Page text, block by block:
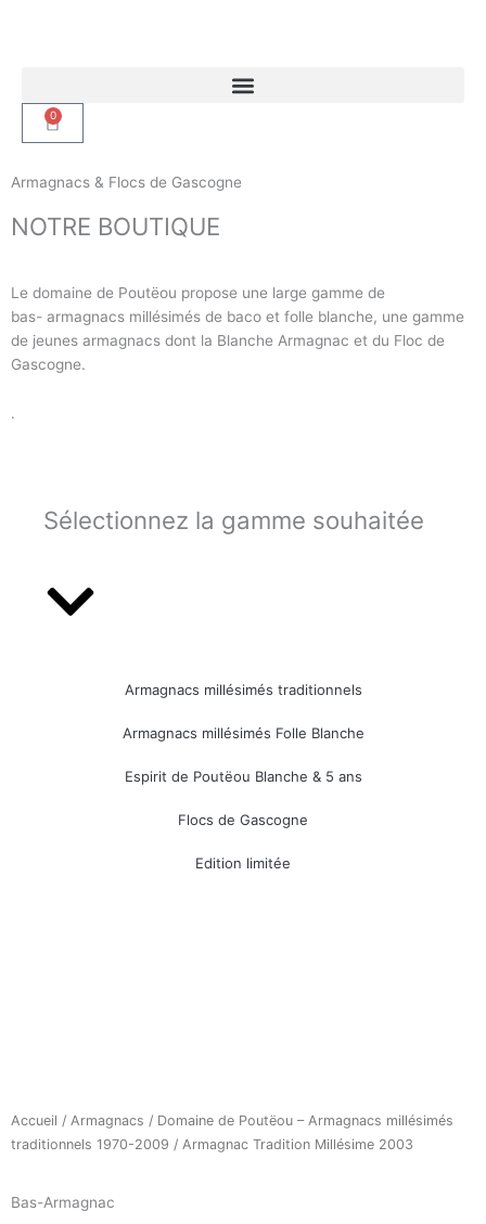
0
Panier
Armagnacs & Flocs de Gascogne
NOTRE BOUTIQUE
Le domaine de Poutëou propose une large gamme de
bas- armagnacs millésimés de baco et folle blanche, une gamme
de jeunes armagnacs dont la Blanche Armagnac et du Floc de
Gascogne.
.
Sélectionnez la gamme souhaitée
Armagnacs millésimés traditionnels
Armagnacs millésimés Folle Blanche
Espirit de Poutëou Blanche & 5 ans
Flocs de Gascogne
Edition limitée
Accueil / Armagnacs / Domaine de Poutëou – Armagnacs millésimés
traditionnels 1970-2009 / Armagnac Tradition Millésime 2003
Bas-Armagnac